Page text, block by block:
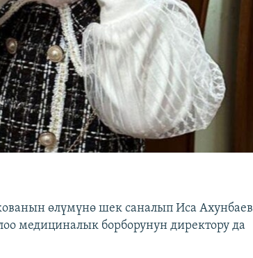
өлүмүнө шек саналып Иса Ахунбаев
медициналык борборунун директору да